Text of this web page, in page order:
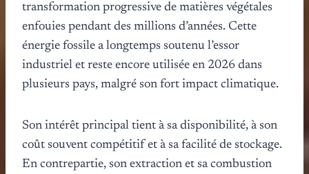
transformation progressive de matières végétales
enfouies pendant des millions d’années. Cette
énergie fossile a longtemps soutenu l’essor
industriel et reste encore utilisée en 2026 dans
plusieurs pays, malgré son fort impact climatique.
Son intérêt principal tient à sa disponibilité, à son
coût souvent compétitif et à sa facilité de stockage.
En contrepartie, son extraction et sa combustion